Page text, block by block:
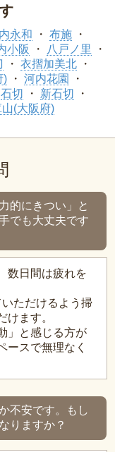
永和
布施
小阪
八戸ノ里
衣摺加美北
)
河内花園
石切
新石切
(大阪府)
的にきつい」と
でも大丈夫です
数日間は疲れを
ただけるよう掃
けます。
」と感じる方が
ースで無理なく
不安です。もし
りますか？